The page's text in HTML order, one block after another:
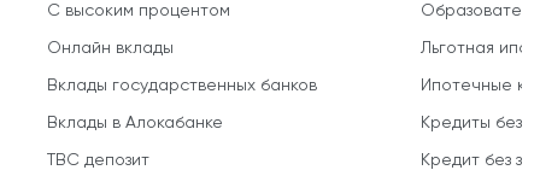
С высоким процентом
Онлайн вклады
Вклады государственных банков
Вклады в Алокабанке
TBC депозит
Льготная
Ипотечные
Кредиты без
Кредит без